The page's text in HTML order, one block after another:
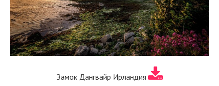
Замок Дангвайр Ирландия